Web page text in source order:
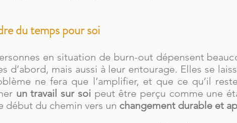
du temps pour soi
en situation de burn-out dépensent
d’abord, mais aussi à leur entourage. Elles se
ne fera que l’amplifier, et que ce qu’il
un travail sur soi peut être perçu comme une
début du chemin vers un changement durable et